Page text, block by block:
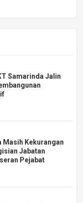
Samarinda Jalin
Masih Kekurangan
Jabatan
Pejabat